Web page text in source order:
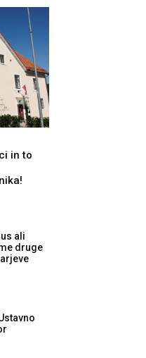
in to
ali
druge